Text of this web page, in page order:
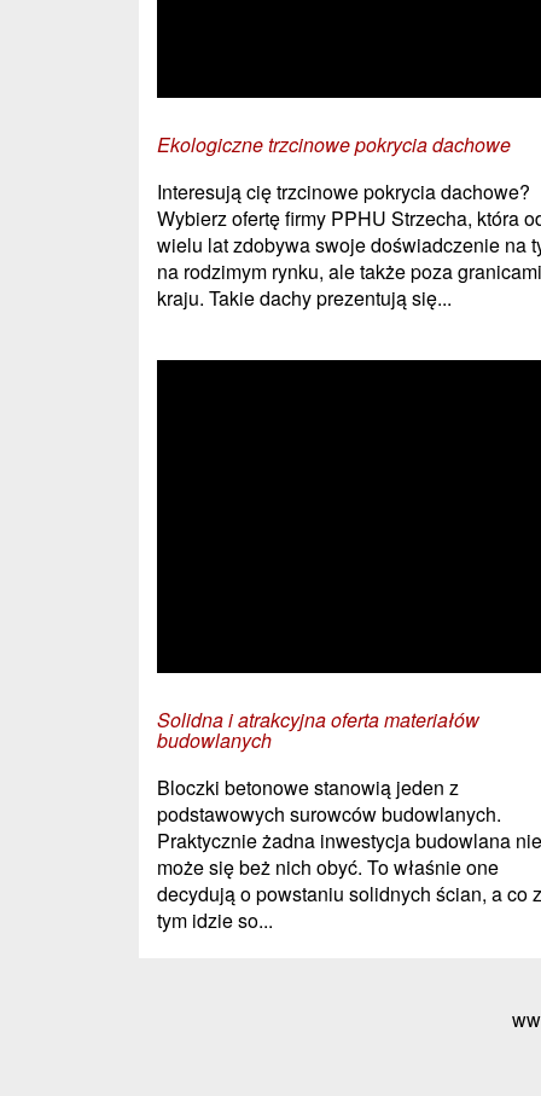
Ekologiczne trzcinowe pokrycia dachowe
Interesują cię trzcinowe pokrycia dachowe?
Wybierz ofertę firmy PPHU Strzecha, która
wielu lat zdobywa swoje doświadczenie na
na rodzimym rynku, ale także poza granicami
kraju. Takie dachy prezentują się...
Solidna i atrakcyjna oferta materiałów
budowlanych
Bloczki betonowe stanowią jeden z
podstawowych surowców budowlanych.
Praktycznie żadna inwestycja budowlana nie
może się beż nich obyć. To właśnie one
decydują o powstaniu solidnych ścian, a co
tym idzie so...